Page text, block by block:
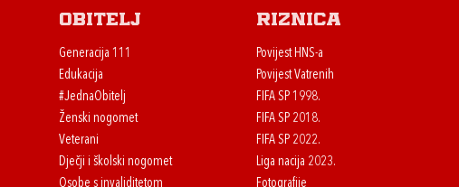
Obitelj
Generacija 111
Edukacija
#JednaObitelj
Ženski nogomet
Veterani
Dječji i školski nogomet
Osobe s invaliditetom
Riznica
Povijest HNS-a
Povijest Vatrenih
FIFA SP 1998.
FIFA SP 2018.
FIFA SP 2022.
Liga nacija 2023.
Fotografije